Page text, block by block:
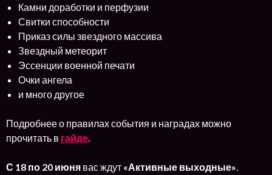
Камни доработки и перфузии
Свитки способности
Приказ силы звездного массива
Звездный метеорит
Эссенции военной печати
Очки ангела
и много другое
Подробнее о правилах события и наградах можно
прочитать в гайде
С 18 по 20 июня вас ждут «Активные выходные»